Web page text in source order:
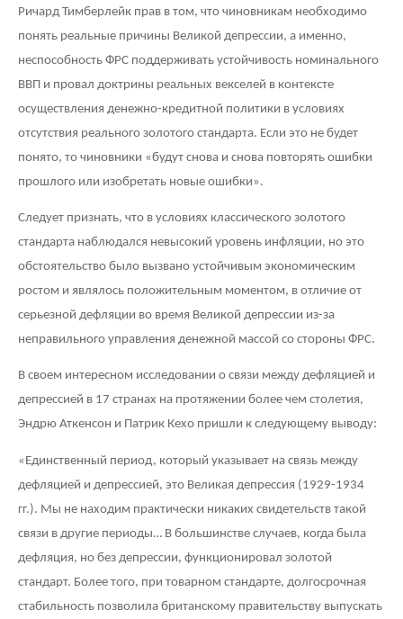
Ричард Тимберлейк прав в том, что чиновникам необходимо
понять реальные причины Великой депрессии, а именно,
неспособность ФРС поддерживать устойчивость номинального
ВВП и провал доктрины реальных векселей в контексте
осуществления денежно-кредитной политики в условиях
отсутствия реального золотого стандарта. Если это не будет
понято, то чиновники «будут снова и снова повторять ошибки
прошлого или изобретать новые ошибки».
Следует признать, что в условиях классического золотого
стандарта наблюдался невысокий уровень инфляции, но это
обстоятельство было вызвано устойчивым экономическим
ростом и являлось положительным моментом, в отличие от
серьезной дефляции во время Великой депрессии из-за
неправильного управления денежной массой со стороны ФРС.
В своем интересном исследовании о связи между дефляцией и
депрессией в 17 странах на протяжении более чем столетия,
Эндрю Аткенсон и Патрик Кехо пришли к следующему выводу:
«Единственный период, который указывает на связь между
дефляцией и депрессией, это Великая депрессия (1929-1934
гг.). Мы не находим практически никаких свидетельств такой
связи в другие периоды… В большинстве случаев, когда была
дефляция, но без депрессии, функционировал золотой
стандарт. Более того, при товарном стандарте, долгосрочная
стабильность позволила британскому правительству выпускать